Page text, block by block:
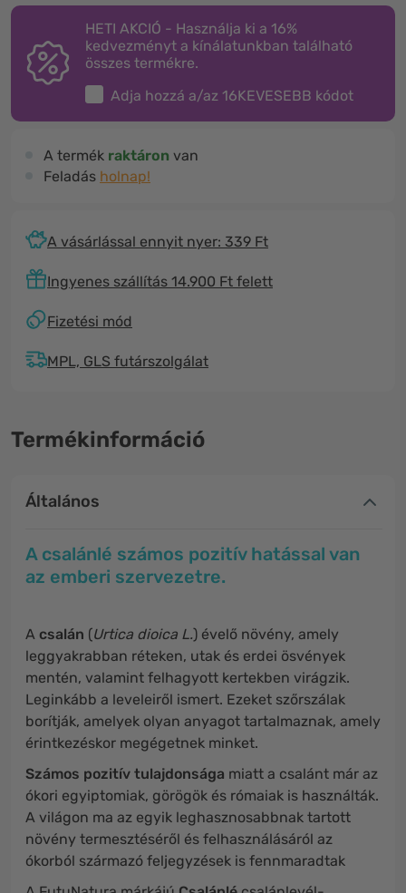
HETI AKCIÓ - Használja ki a 16%
kedvezményt a kínálatunkban található
összes termékre.
Adja hozzá a/az 16KEVESEBB kódot
A termék raktáron van
Feladás holnap!
A vásárlással ennyit nyer: 339 Ft
Ingyenes szállítás 14.900 Ft felett
Fizetési mód
MPL, GLS futárszolgálat
Termékinformáció
Általános
A csalánlé számos pozitív hatással van
az emberi szervezetre.
A csalán (Urtica dioica L.) évelő növény, amely
leggyakrabban réteken, utak és erdei ösvények
mentén, valamint felhagyott kertekben virágzik.
Leginkább a leveleiről ismert. Ezeket szőrszálak
borítják, amelyek olyan anyagot tartalmaznak, amely
érintkezéskor megégetnek minket.
Számos pozitív tulajdonsága miatt a csalánt már az
ókori egyiptomiak, görögök és rómaiak is használták.
A világon ma az egyik leghasznosabbnak tartott
növény termesztéséről és felhasználásáról az
ókorból származó feljegyzések is fennmaradtak